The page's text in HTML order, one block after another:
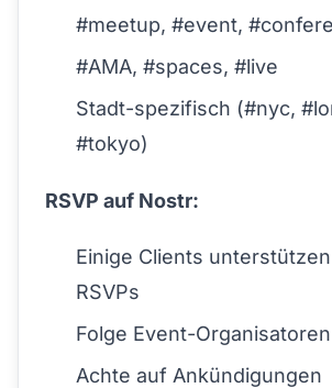
#meetup, #event,
#AMA, #spaces, #live
Stadt-spezifisch (#nyc,
#tokyo)
RSVP auf Nostr:
Einige Clients
RSVPs
Folge Event-Organisatoren
Achte auf Ankündigungen